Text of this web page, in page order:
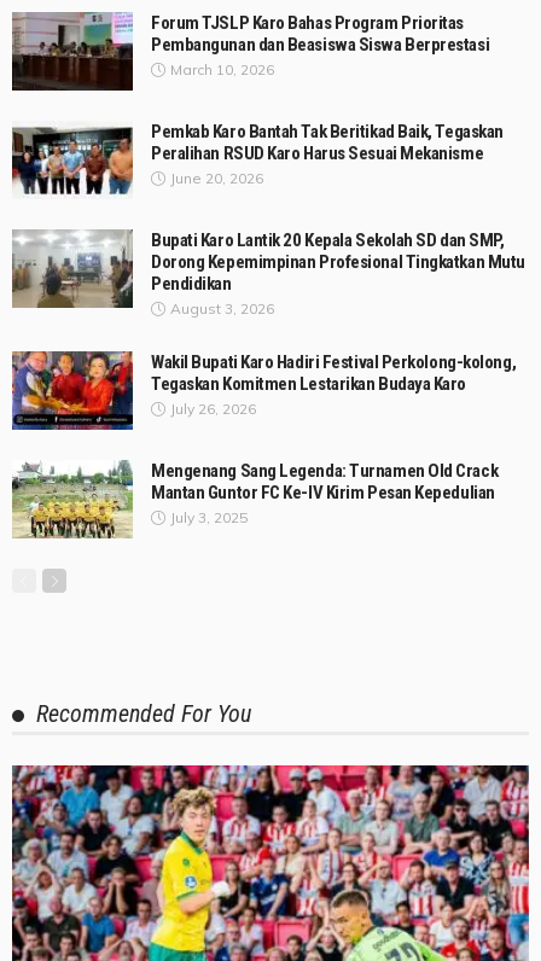
Forum TJSLP Karo Bahas Program Prioritas
Pembangunan dan Beasiswa Siswa Berprestasi
March 10, 2026
Pemkab Karo Bantah Tak Beritikad Baik, Tegaskan
Peralihan RSUD Karo Harus Sesuai Mekanisme
June 20, 2026
Bupati Karo Lantik 20 Kepala Sekolah SD dan SMP,
Dorong Kepemimpinan Profesional Tingkatkan Mutu
Pendidikan
August 3, 2026
Wakil Bupati Karo Hadiri Festival Perkolong-kolong,
Tegaskan Komitmen Lestarikan Budaya Karo
July 26, 2026
Mengenang Sang Legenda: Turnamen Old Crack
Mantan Guntor FC Ke-IV Kirim Pesan Kepedulian
July 3, 2025
Recommended For You